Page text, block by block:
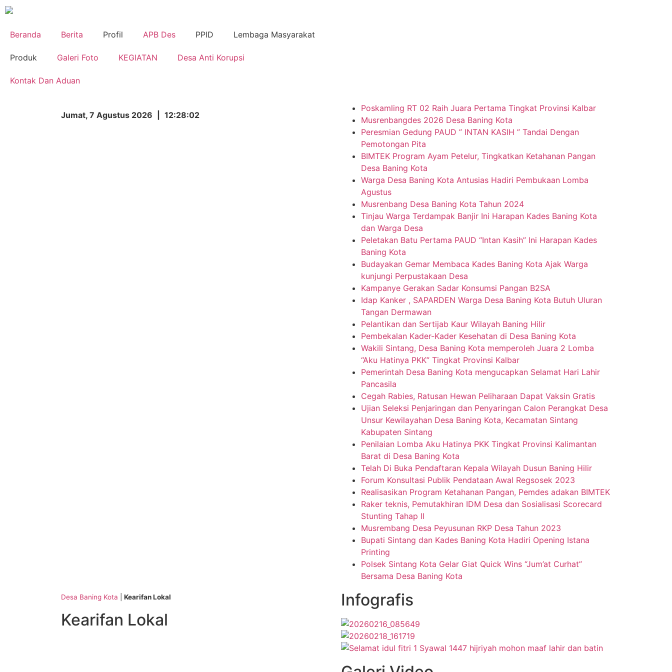
Beranda Berita Profil APB Des PPID Lembaga Masyarakat
Produk Galeri Foto KEGIATAN Desa Anti Korupsi
Kontak Dan Aduan
Jumat, 7 Agustus 2026 12:28:02
Poskamling RT 02 Raih Juara Pertama Tingkat Provinsi Kalbar
Musrenbangdes 2026 Desa Baning Kota
Peresmian Gedung PAUD ” INTAN KASIH ” Tandai Dengan
Pemotongan Pita
BIMTEK Program Ayam Petelur, Tingkatkan Ketahanan Pangan
Desa Baning Kota
Warga Desa Baning Kota Antusias Hadiri Pembukaan Lomba
Agustus
Musrenbang Desa Baning Kota Tahun 2024
Tinjau Warga Terdampak Banjir Ini Harapan Kades Baning Kota
dan Warga Desa
Peletakan Batu Pertama PAUD “Intan Kasih” Ini Harapan Kades
Baning Kota
Budayakan Gemar Membaca Kades Baning Kota Ajak Warga
kunjungi Perpustakaan Desa
Kampanye Gerakan Sadar Konsumsi Pangan B2SA
Idap Kanker , SAPARDEN Warga Desa Baning Kota Butuh Uluran
Tangan Dermawan
Pelantikan dan Sertijab Kaur Wilayah Baning Hilir
Pembekalan Kader-Kader Kesehatan di Desa Baning Kota
Wakili Sintang, Desa Baning Kota memperoleh Juara 2 Lomba
“Aku Hatinya PKK” Tingkat Provinsi Kalbar
Pemerintah Desa Baning Kota mengucapkan Selamat Hari Lahir
Pancasila
Cegah Rabies, Ratusan Hewan Peliharaan Dapat Vaksin Gratis
Ujian Seleksi Penjaringan dan Penyaringan Calon Perangkat Desa
Unsur Kewilayahan Desa Baning Kota, Kecamatan Sintang
Kabupaten Sintang
Penilaian Lomba Aku Hatinya PKK Tingkat Provinsi Kalimantan
Barat di Desa Baning Kota
Telah Di Buka Pendaftaran Kepala Wilayah Dusun Baning Hilir
Forum Konsultasi Publik Pendataan Awal Regsosek 2023
Realisasikan Program Ketahanan Pangan, Pemdes adakan BIMTEK
Raker teknis, Pemutakhiran IDM Desa dan Sosialisasi Scorecard
Stunting Tahap II
Musrembang Desa Peyusunan RKP Desa Tahun 2023
Bupati Sintang dan Kades Baning Kota Hadiri Opening Istana
Printing
Polsek Sintang Kota Gelar Giat Quick Wins “Jum’at Curhat”
Bersama Desa Baning Kota
Desa Baning Kota Kearifan Lokal
Kearifan Lokal
Infografis